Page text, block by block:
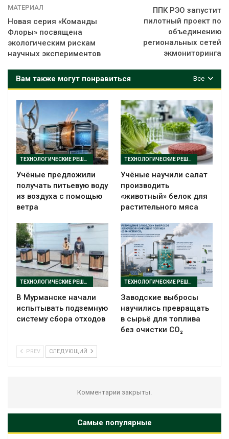
МАТЕРИАЛ
Новая серия «Команды
Флоры» посвящена
экологическим рискам
научных экспериментов
ППК РЭО запустит
пилотный проект по
объединению
региональных сетей
экмониторинга
Все
Вам также могут понравиться
ТЕХНОЛОГИЧЕСКИЕ РЕШЕНИЯ
Учёные предложили
получать питьевую воду
из воздуха с помощью
ветра
ТЕХНОЛОГИЧЕСКИЕ РЕШЕНИЯ
Учёные научили салат
производить
«животный» белок для
растительного мяса
ТЕХНОЛОГИЧЕСКИЕ РЕШЕНИЯ
В Мурманске начали
испытывать подземную
систему сбора отходов
ТЕХНОЛОГИЧЕСКИЕ РЕШЕНИЯ
Заводские выбросы
научились превращать
в сырьё для топлива
без очистки CO₂
PREV СЛЕДУЮЩИЙ
Комментарии закрыты.
Самые популярные